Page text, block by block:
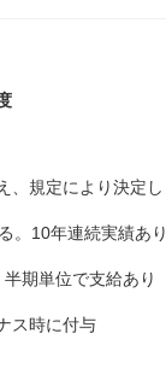
規定により決定し
。10年連続実績あり
期単位で支給あり
ス時に付与